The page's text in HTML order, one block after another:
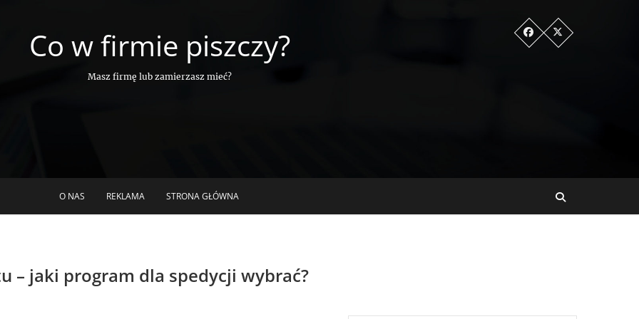
Co w firmie piszczy?
Masz firmę lub zamierzasz mieć?
O NAS REKLAMA STRONA GŁÓWNA
– jaki program dla spedycji wybrać?